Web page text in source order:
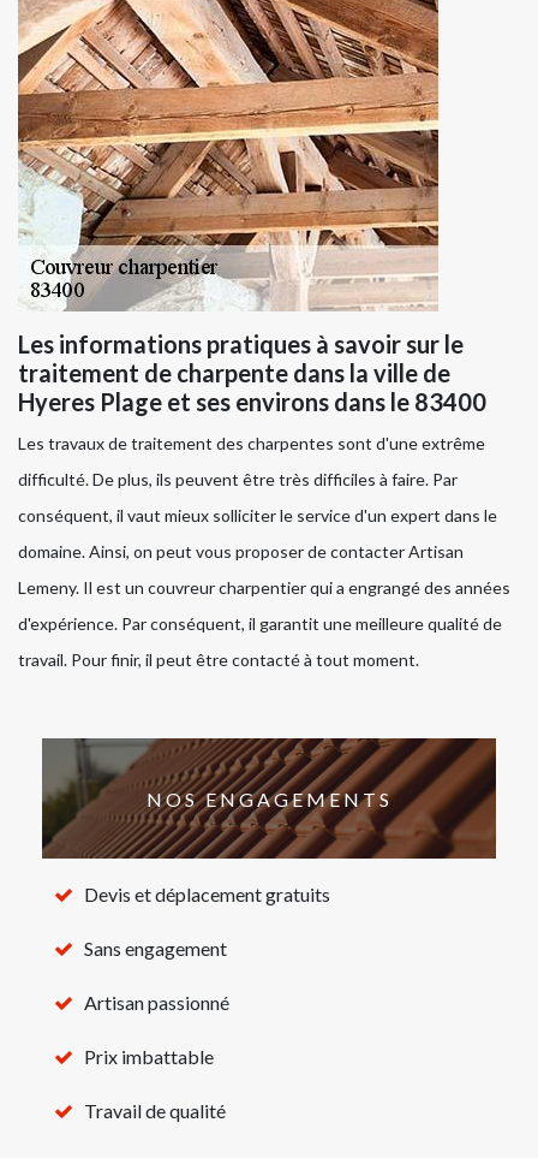
Les informations pratiques à savoir sur le
traitement de charpente dans la ville de
Hyeres Plage et ses environs dans le 83400
Les travaux de traitement des charpentes sont d'une extrême
difficulté. De plus, ils peuvent être très difficiles à faire. Par
conséquent, il vaut mieux solliciter le service d'un expert dans le
domaine. Ainsi, on peut vous proposer de contacter Artisan
Lemeny. Il est un couvreur charpentier qui a engrangé des années
d'expérience. Par conséquent, il garantit une meilleure qualité de
travail. Pour finir, il peut être contacté à tout moment.
NOS ENGAGEMENTS
Devis et déplacement gratuits
Sans engagement
Artisan passionné
Prix imbattable
Travail de qualité